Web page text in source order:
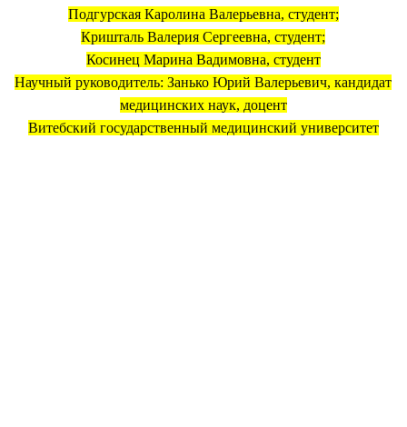
Подгурская Каролина Валерьевна, студент;
Кришталь Валерия Сергеевна, студент;
Косинец Марина Вадимовна, студент
Научный руководитель:Занько Юрий Валерьевич,кандидат
медицинских наук, доцент
Витебский государственный медицинский университет